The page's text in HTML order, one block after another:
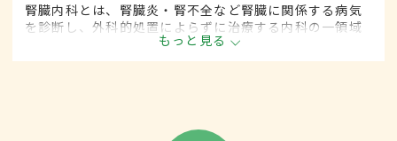
腎臓内科とは、腎臓炎・腎不全など腎臓に関係する病気
を診断し、外科的処置によらずに治療する内科の一領域
もっと見る